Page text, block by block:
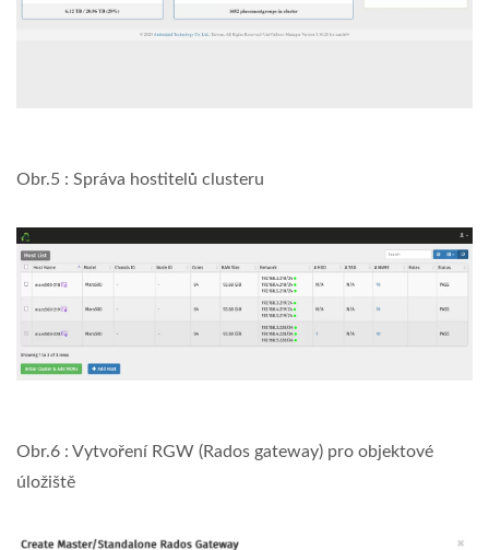
Obr.5 : Správa hostitelů clusteru
Obr.6 : Vytvoření RGW (Rados gateway) pro objektové
úložiště